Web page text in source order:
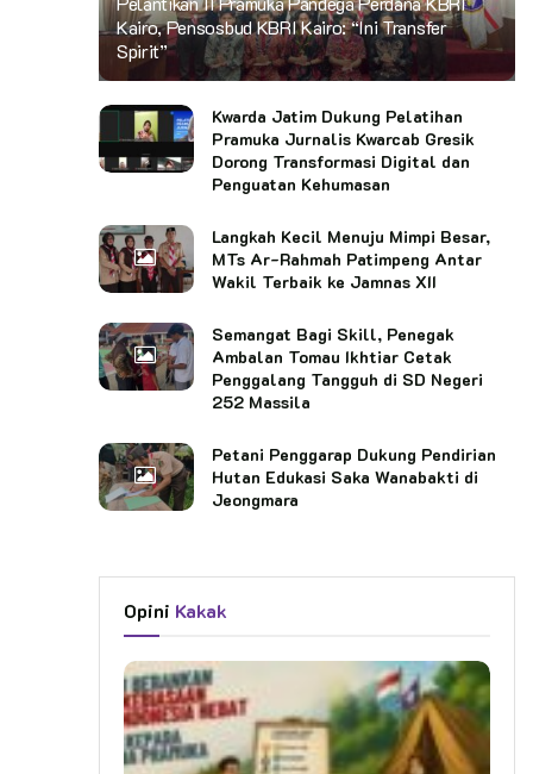
Kairo, Pensosbud KBRI Kairo: “Ini Transfer
Spirit”
Kwarda Jatim Dukung Pelatihan
Pramuka Jurnalis Kwarcab Gresik
Dorong Transformasi Digital dan
Penguatan Kehumasan
Langkah Kecil Menuju Mimpi Besar,
MTs Ar-Rahmah Patimpeng Antar
Wakil Terbaik ke Jamnas XII
Semangat Bagi Skill, Penegak
Ambalan Tomau Ikhtiar Cetak
Penggalang Tangguh di SD Negeri
252 Massila
Petani Penggarap Dukung Pendirian
Hutan Edukasi Saka Wanabakti di
Jeongmara
Opini Kakak